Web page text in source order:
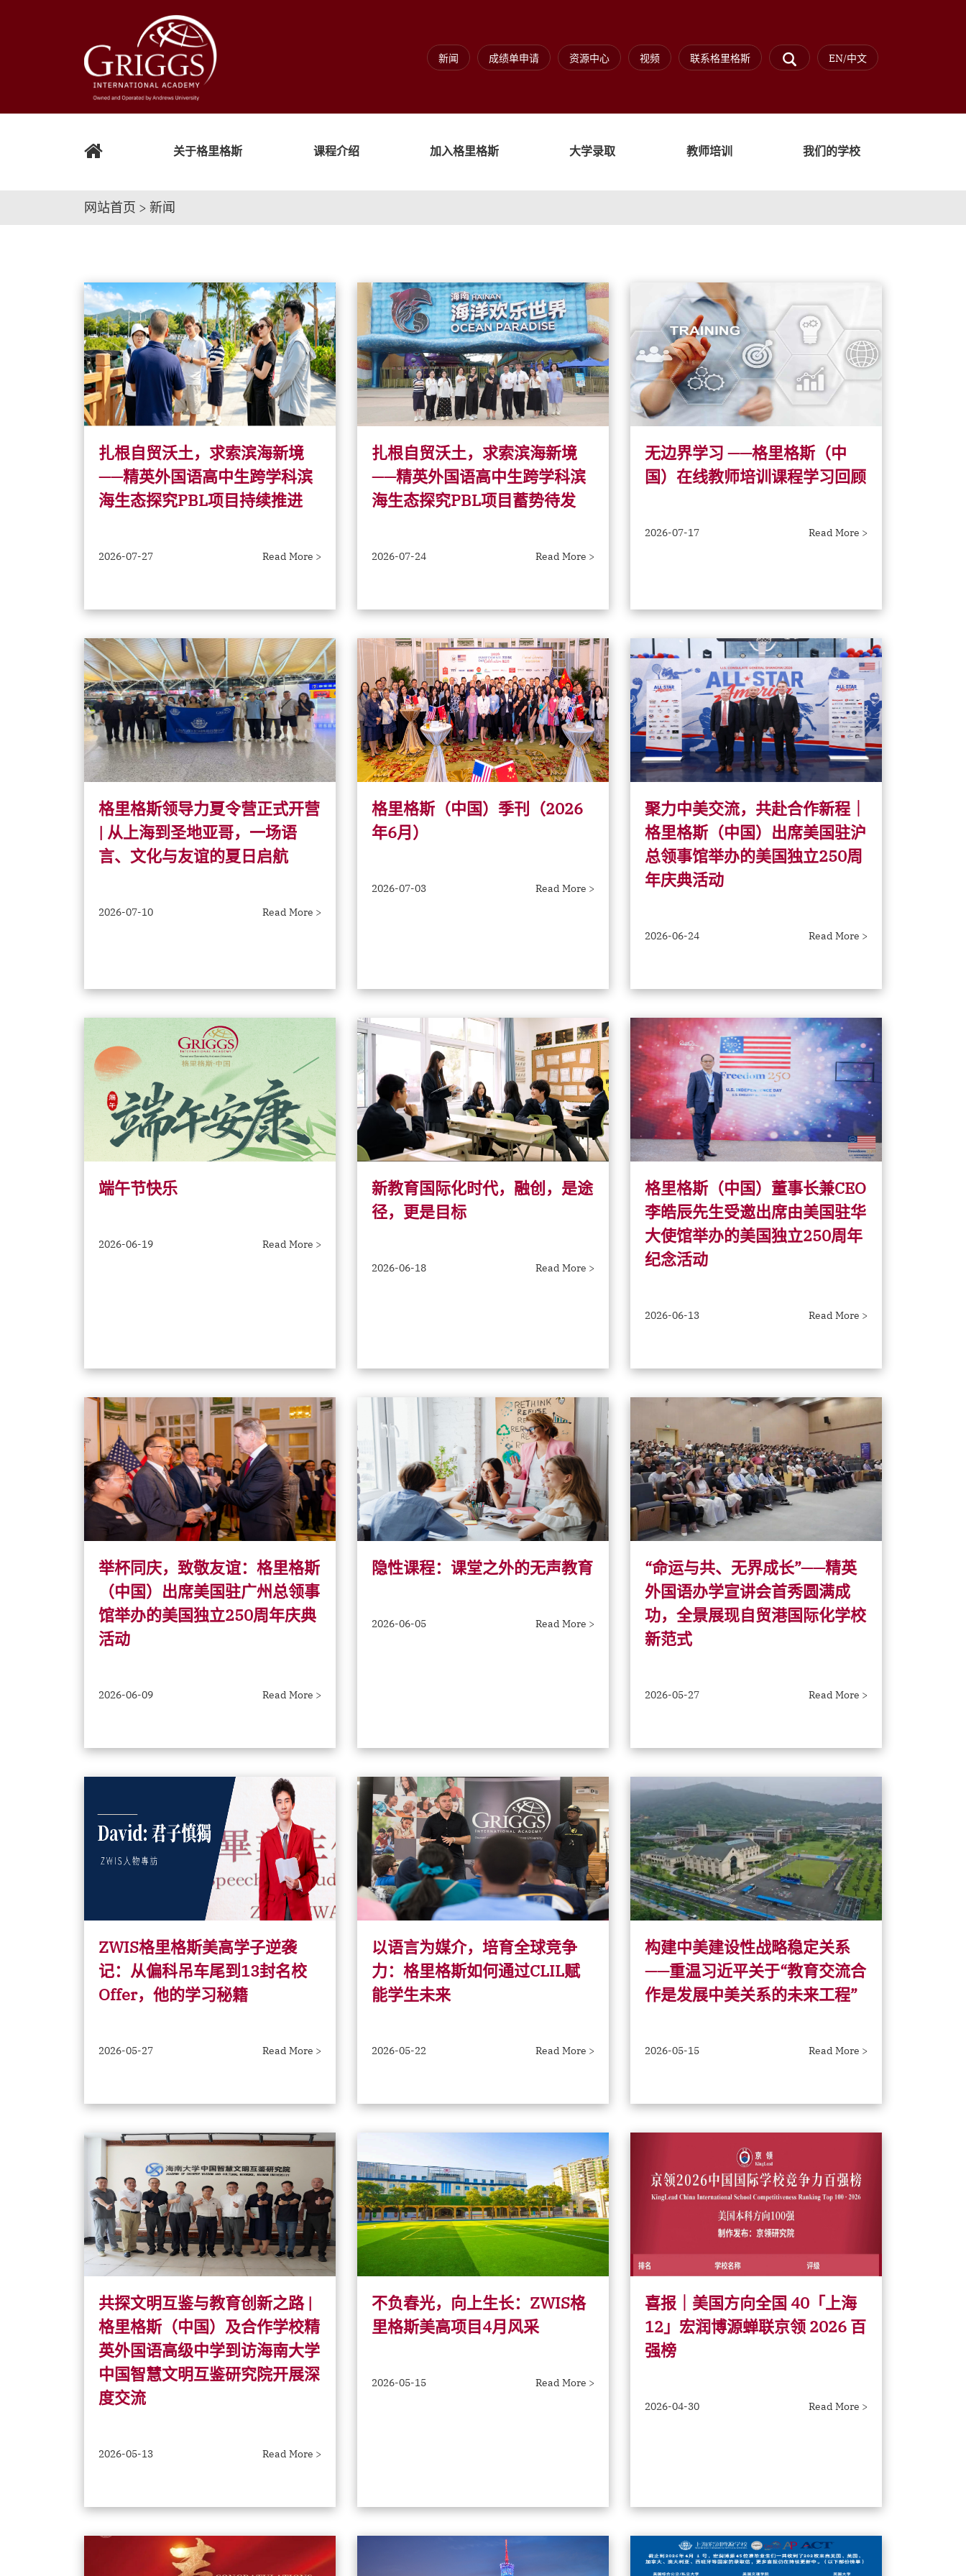
EN/中文
新闻 成绩单申请 资源中心 视频 联系格里格斯
关于格里格斯 课程介绍 加入格里格斯 大学录取 教师培训 我们的学校
网站首页 > 新闻
扎根自贸沃土，求索滨海新境
——精英外国语高中生跨学科滨
海生态探究PBL项目持续推进
2026-07-27 Read More >
扎根自贸沃土，求索滨海新境
——精英外国语高中生跨学科滨
海生态探究PBL项目蓄势待发
2026-07-24 Read More >
无边界学习 ——格里格斯（中
国）在线教师培训课程学习回顾
2026-07-17 Read More >
格里格斯领导力夏令营正式开营
| 从上海到圣地亚哥，一场语
言、文化与友谊的夏日启航
2026-07-10 Read More >
格里格斯（中国）季刊（2026
年6月）
2026-07-03 Read More >
聚力中美交流，共赴合作新程｜
格里格斯（中国）出席美国驻沪
总领事馆举办的美国独立250周
年庆典活动
2026-06-24 Read More >
端午节快乐
2026-06-19 Read More >
新教育国际化时代，融创，是途
径，更是目标
2026-06-18 Read More >
格里格斯（中国）董事长兼CEO
李皓辰先生受邀出席由美国驻华
大使馆举办的美国独立250周年
纪念活动
2026-06-13 Read More >
举杯同庆，致敬友谊：格里格斯
（中国）出席美国驻广州总领事
馆举办的美国独立250周年庆典
活动
2026-06-09 Read More >
隐性课程：课堂之外的无声教育
2026-06-05 Read More >
“命运与共、无界成长”——精英
外国语办学宣讲会首秀圆满成
功，全景展现自贸港国际化学校
新范式
2026-05-27 Read More >
ZWIS格里格斯美高学子逆袭
记：从偏科吊车尾到13封名校
Offer，他的学习秘籍
2026-05-27 Read More >
以语言为媒介，培育全球竞争
力：格里格斯如何通过CLIL赋
能学生未来
2026-05-22 Read More >
构建中美建设性战略稳定关系
——重温习近平关于“教育交流合
作是发展中美关系的未来工程”
2026-05-15 Read More >
共探文明互鉴与教育创新之路 |
格里格斯（中国）及合作学校精
英外国语高级中学到访海南大学
中国智慧文明互鉴研究院开展深
度交流
2026-05-13 Read More >
不负春光，向上生长：ZWIS格
里格斯美高项目4月风采
2026-05-15 Read More >
喜报｜美国方向全国 40「上海
12」宏润博源蝉联京领 2026 百
强榜
2026-04-30 Read More >